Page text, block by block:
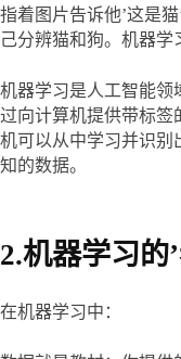
指着图片告诉他’这是
己分辨猫和狗。机器学
机器学习是人工智能领
过向计算机提供带标签
机可以从中学习并识别
知的数据。
2.机器学习的
在机器学习中：